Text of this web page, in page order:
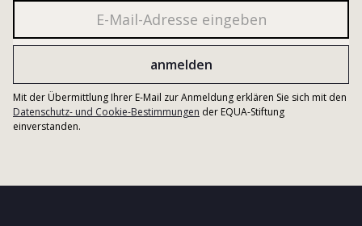
Mit der Übermittlung Ihrer E-Mail zur Anmeldung erklären Sie sich mit den
Datenschutz- und Cookie-Bestimmungen der EQUA-Stiftung
einverstanden.